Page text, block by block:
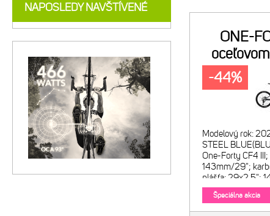
ONE-
Modelový rok:
STEEL
One-Forty CF4
143mm/29";
plášťa: 29x2.5";
Veľkosti: XShort-
Špeciálna akcia
-44%
NAPOSLEDY NAVŠTÍVENÉ